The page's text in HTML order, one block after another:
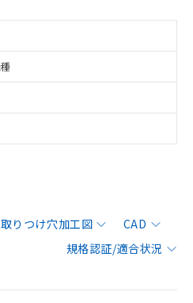
取りつけ穴加工図
CAD
規格認証/適合状況